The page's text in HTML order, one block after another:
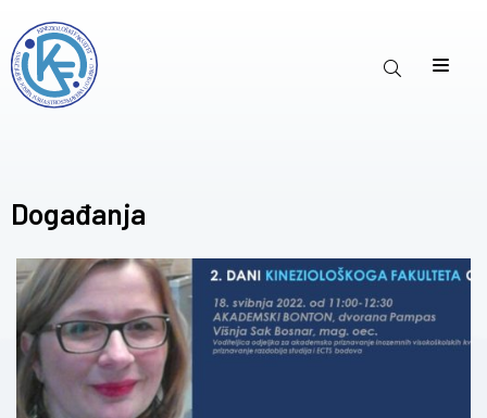
Događanja